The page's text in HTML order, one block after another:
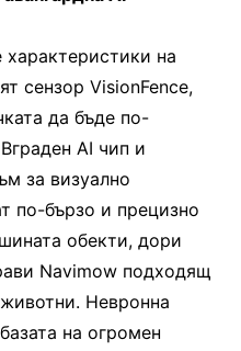
на
сензор VisionFence,
да бъде по-
AI чип и
за визуално
по-бързо и прецизно
обекти, дори
Navimow подходящ
Невронна
на огромен